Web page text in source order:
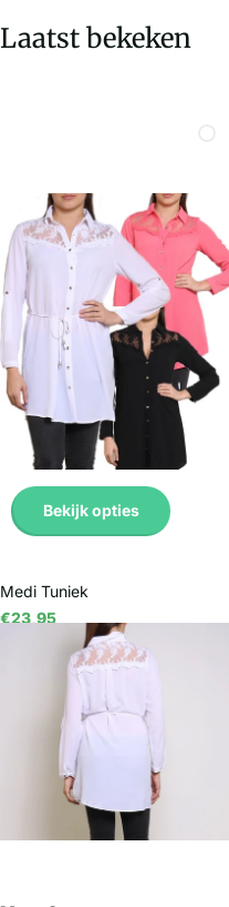
Laatst bekeken
Bekijk opties
Medi Tuniek
€23,95
Bekijk opties